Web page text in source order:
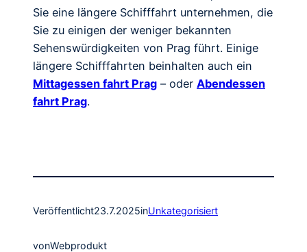
Sie eine längere Schifffahrt unternehmen, die
Sie zu einigen der weniger bekannten
Sehenswürdigkeiten von Prag führt. Einige
längere Schifffahrten beinhalten auch ein
Mittagessen fahrt Prag – oder Abendessen
fahrt Prag.
Veröffentlicht23.7.2025inUnkategorisiert
vonWebprodukt